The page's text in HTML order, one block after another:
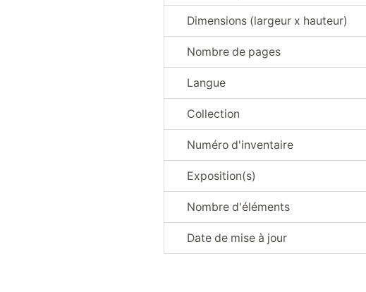
Dimensions (largeur x hauteur)
Nombre de pages
Langue
Collection
Numéro d'inventaire
Exposition(s)
Nombre d'éléments
Date de mise à jour